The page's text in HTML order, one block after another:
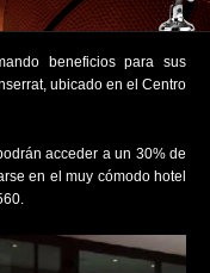
beneficios para sus
ubicado en el Centro
acceder a un 30% de
en el muy cómodo hotel